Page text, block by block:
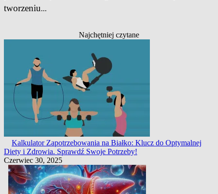
tworzeniu...
Najchętniej czytane
Kalkulator Zapotrzebowania na Białko: Klucz do Optymalnej
Diety i Zdrowia. Sprawdź Swoje Potrzeby!
Czerwiec 30, 2025